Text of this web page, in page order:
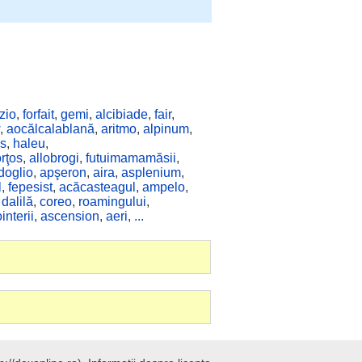
, forfait, gemi, alcibiade, fair,
, aocălcalablană, aritmo, alpinum,
, haleu,
, allobrogi, futuimamamăsii,
, apşeron, aira, asplenium,
, fepesist, acăcasteagul , ampelo,
dalilă, coreo, roamingului,
, ascension, aeri, ...